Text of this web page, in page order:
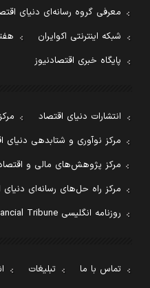
معرفی گروه رسانه‌ای دنیای
شبکه اینترنتی اکوایران
پایگاه خبری اقتصادنیوز
انتشارات دنیای اقتصاد
مرکز نوآوری و شتابدهی دنیای
مرکز پژوهش‌های مالی و
مرکز راه حل‌های رسانه‌ای دنیای
روزنامه انگلیسی Financial Tribune
تماس با ما تبلیغات